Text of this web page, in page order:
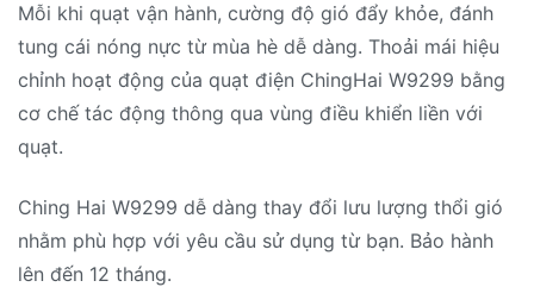
Mỗi khi quạt vận hành, cường độ gió đẩy khỏe, đánh
tung cái nóng nực từ mùa hè dễ dàng. Thoải mái hiệu
chỉnh hoạt động của quạt điện ChingHai W9299 bằng
cơ chế tác động thông qua vùng điều khiển liền với
quạt.
Ching Hai W9299 dễ dàng thay đổi lưu lượng thổi gió
nhằm phù hợp với yêu cầu sử dụng từ bạn. Bảo hành
lên đến 12 tháng.